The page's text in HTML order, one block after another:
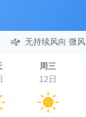
无持续风向 微风
周三
12日